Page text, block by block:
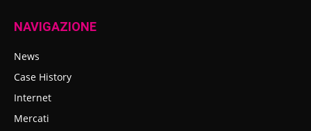
NAVIGAZIONE
News
Case History
Internet
Mercati